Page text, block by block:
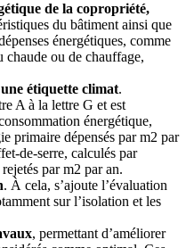
de la copropriété,
du bâtiment ainsi que
énergétiques, comme
chaude ou de chauffage,
étiquette climat.
A à la lettre G et est
énergétique,
primaire dépensés par m2 par
de-serre, calculés par
par m2 par an.
. À cela, s’ajoute l’évaluation
sur l’isolation et les
, permettant d’améliorer